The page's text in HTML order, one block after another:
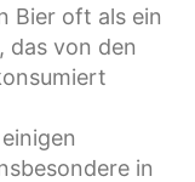
Bier oft als ein
das von den
in